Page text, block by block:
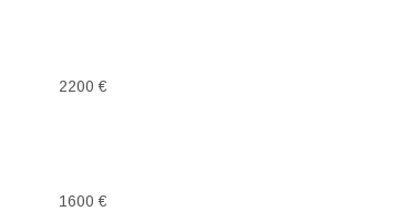
2200 €
1600 €